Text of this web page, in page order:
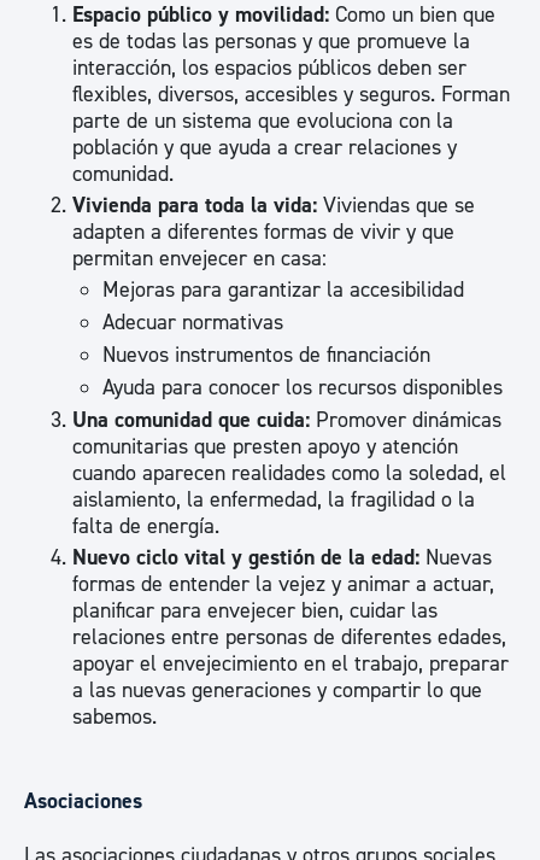
Espacio público y movilidad: Como un bien que
es de todas las personas y que promueve la
interacción, los espacios públicos deben ser
flexibles, diversos, accesibles y seguros. Forman
parte de un sistema que evoluciona con la
población y que ayuda a crear relaciones y
comunidad.
Vivienda para toda la vida: Viviendas que se
adapten a diferentes formas de vivir y que
permitan envejecer en casa:
Mejoras para garantizar la accesibilidad
Adecuar normativas
Nuevos instrumentos de financiación
Ayuda para conocer los recursos disponibles
Una comunidad que cuida: Promover dinámicas
comunitarias que presten apoyo y atención
cuando aparecen realidades como la soledad, el
aislamiento, la enfermedad, la fragilidad o la
falta de energía.
Nuevo ciclo vital y gestión de la edad: Nuevas
formas de entender la vejez y animar a actuar,
planificar para envejecer bien, cuidar las
relaciones entre personas de diferentes edades,
apoyar el envejecimiento en el trabajo, preparar
a las nuevas generaciones y compartir lo que
sabemos.
Asociaciones